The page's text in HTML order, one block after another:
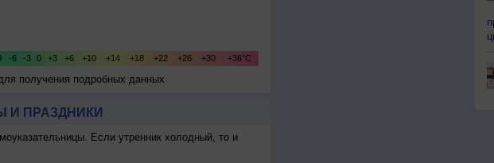
получения подробных данных
И ПРАЗДНИКИ
Если утренник холодный, то и